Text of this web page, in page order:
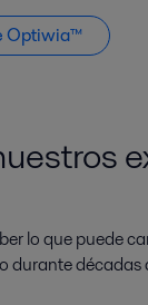
Optiwia™
lo que puede
durante